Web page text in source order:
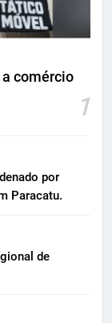
comércio
1
por
Paracatu.
de